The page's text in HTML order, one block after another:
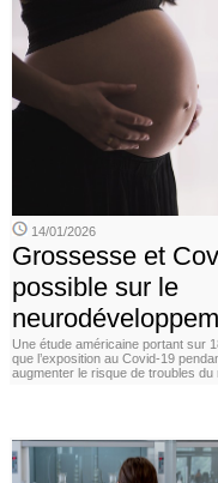
14/01/2026
Grossesse et
possible sur le
Une étude américaine portant sur
que l’exposition au Covid‑19
augmenter le risque de troubles du